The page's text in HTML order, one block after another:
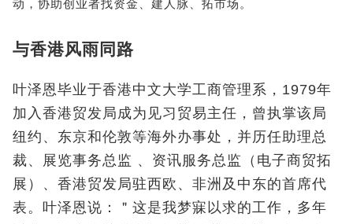
动，协助创业者找资金、建人脉、拓市场。
与香港风雨同路
叶泽恩毕业于香港中文大学工商管理系，1979年
加入香港贸发局成为见习贸易主任，曾执掌该局
纽约、东京和伦敦等海外办事处，并历任助理总
裁、展览事务总监 、资讯服务总监（电子商贸拓
展）、香港贸发局驻西欧、非洲及中东的首席代
表。叶泽恩说：＂这是我梦寐以求的工作，多年